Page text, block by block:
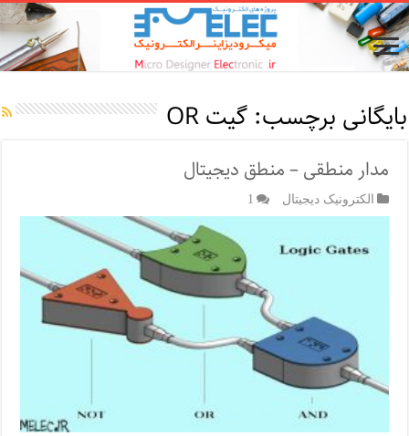
بایگانی برچسب:گیت OR
مدار منطقی – منطق دیجیتال
الکترونیک دیجیتال 1